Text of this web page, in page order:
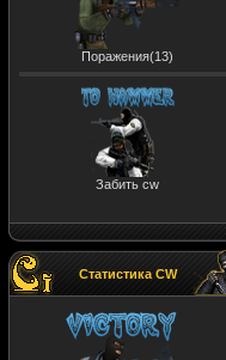
Поражения(13)
Забить cw
Статистика CW